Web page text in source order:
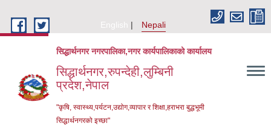
English
Nepali
सिद्धार्थनगर नगरपालिका,नगर कार्यपालिकाको कार्यालय
सिद्धार्थनगर,रुपन्देही,लुम्बिनी
प्रदेश,नेपाल
"कृषि, स्वास्थ्य,पर्यटन,उद्योग,व्यापार र शिक्षा,हराभरा बुद्धभूमी
सिद्धार्थनगरको इच्छा"